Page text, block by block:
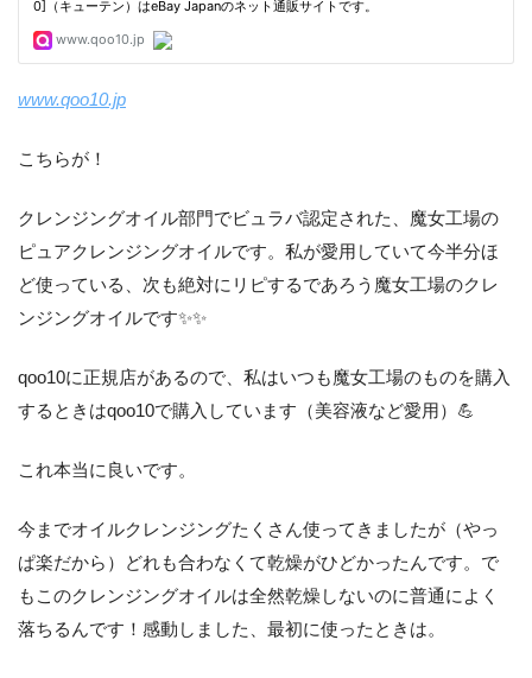
www.qoo10.jp
こちらが！
クレンジングオイル部門でビュラバ認定された、魔女工場の
ピュアクレンジングオイルです。私が愛用していて今半分ほ
ど使っている、次も絶対にリピするであろう魔女工場のクレ
ンジングオイルです✨✨
qoo10に正規店があるので、私はいつも魔女工場のものを購入
するときはqoo10で購入しています（美容液など愛用）💪
これ本当に良いです。
今までオイルクレンジングたくさん使ってきましたが（やっ
ぱ楽だから）どれも合わなくて乾燥がひどかったんです。で
もこのクレンジングオイルは全然乾燥しないのに普通によく
落ちるんです！感動しました、最初に使ったときは。